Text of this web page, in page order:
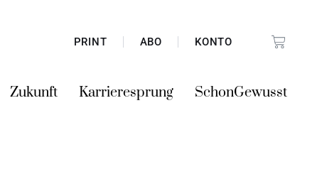
PRINT ABO KONTO
Zukunft Karrieresprung SchonGewusst